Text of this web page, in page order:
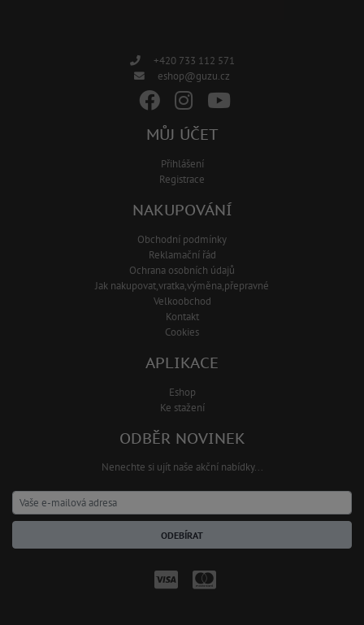
+420 733 112 571
eshop@guzu.cz
MŮJ ÚČET
Přihlášení
Registrace
NAKUPOVÁNÍ
Obchodní podmínky
Reklamační řád
Ochrana osobních údajů
Jak nakupovat,vratka,výměna,přepravné
Velkoobchod
Kontakt
Cookies
APLIKACE
Eshop
Ke stažení
ODBĚR NOVINEK
Nenechte si ujít naše akční nabídky...
ODEBÍRAT